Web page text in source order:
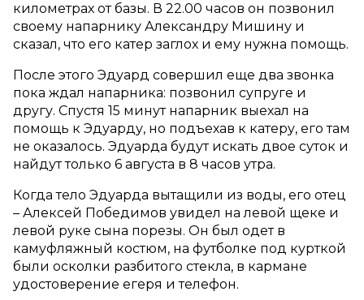
километрах от базы. В 22.00 часов он позвонил
своему напарнику Александру Мишину и
сказал, что его катер заглох и ему нужна помощь.
После этого Эдуард совершил еще два звонка
пока ждал напарника: позвонил супруге и
другу. Спустя 15 минут напарник выехал на
помощь к Эдуарду, но подъехав к катеру, его там
не оказалось. Эдуарда будут искать двое суток и
найдут только 6 августа в 8 часов утра.
Когда тело Эдуарда вытащили из воды, его отец
– Алексей Победимов увидел на левой щеке и
левой руке сына порезы. Он был одет в
камуфляжный костюм, на футболке под курткой
были осколки разбитого стекла, в кармане
удостоверение егеря и телефон.